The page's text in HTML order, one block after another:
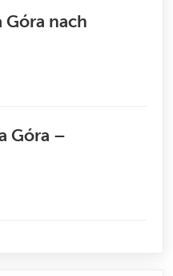
Góra nach
Góra –